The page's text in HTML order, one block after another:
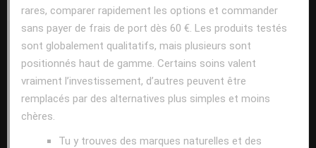
rares, comparer rapidement les options et commander
sans payer de frais de port dès 60 €. Les produits testés
sont globalement qualitatifs, mais plusieurs sont
positionnés haut de gamme. Certains soins valent
vraiment l’investissement, d’autres peuvent être
remplacés par des alternatives plus simples et moins
chères.
Tu y trouves des marques naturelles et des